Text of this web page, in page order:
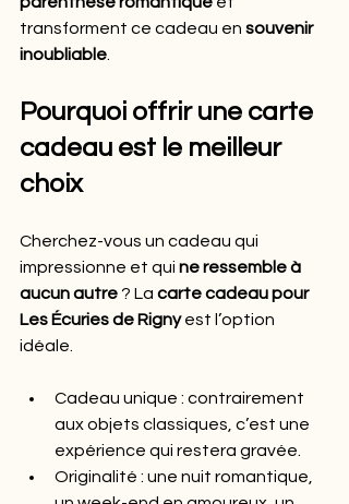
transforment ce cadeau en souvenir
inoubliable
Pourquoi offrir une carte
cadeau est le meilleur
choix
Cherchez-vous un cadeau qui
impressionne et qui ne ressemble à
aucun autre ? La carte cadeau pour
Les Écuries de Rigny est l’option
idéale.
Cadeau unique : contrairement
aux objets classiques, c’est une
expérience qui restera gravée.
Originalité : une nuit romantique,